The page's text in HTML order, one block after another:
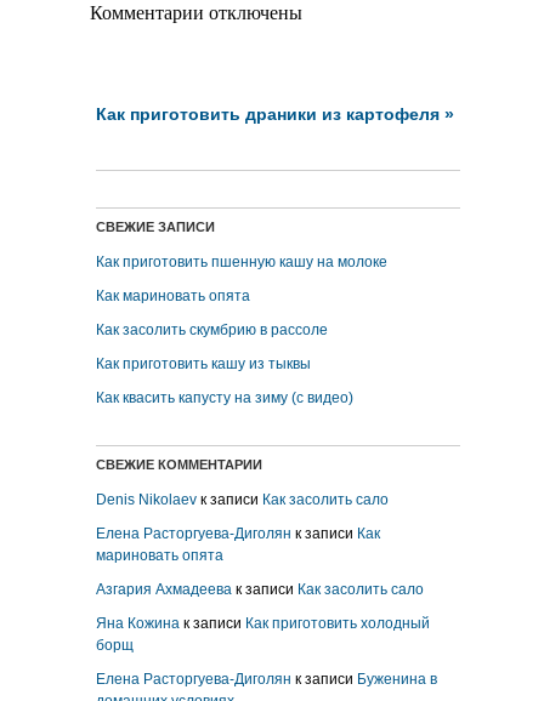
Комментарии отключены
Как приготовить драники из картофеля »
СВЕЖИЕ ЗАПИСИ
Как приготовить пшенную кашу на молоке
Как мариновать опята
Как засолить скумбрию в рассоле
Как приготовить кашу из тыквы
Как квасить капусту на зиму (с видео)
СВЕЖИЕ КОММЕНТАРИИ
Denis Nikolaev к записи Как засолить сало
Елена Расторгуева-Диголян к записи Как
мариновать опята
Азгария Ахмадеева к записи Как засолить сало
Яна Кожина к записи Как приготовить холодный
борщ
Елена Расторгуева-Диголян к записи Буженина в